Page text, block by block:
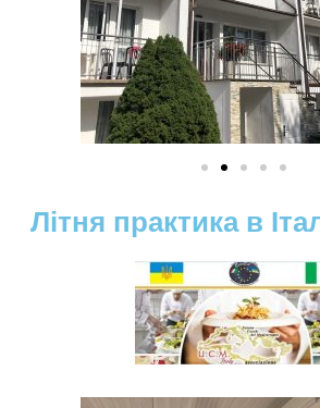
Літня практика в